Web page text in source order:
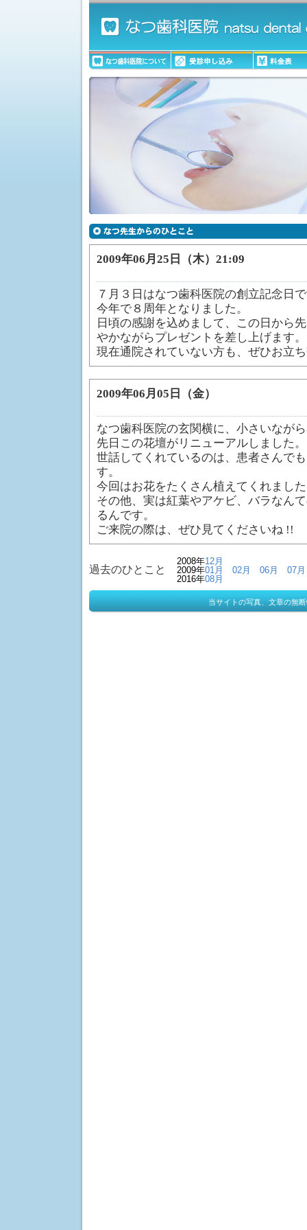
2009年06月25日（木）21:09
７月３日はなつ歯科医院の創立記念日
今年で８周年となりました。
日頃の感謝を込めまして、この日から
やかながらプレゼントを差し上げます。
現在通院されていない方も、ぜひお立
2009年06月05日（金）
なつ歯科医院の玄関横に、小さいなが
先日この花壇がリニューアルしました。
世話してくれているのは、患者さんで
す。
今回はお花をたくさん植えてくれまし
その他、実は紅葉やアケビ、バラなん
るんです。
ご来院の際は、ぜひ見てくださいね !!
過去のひとこと
2008年12月
2009年01月 02月 06月
07月
2016年08月
当サイトの写真、文章の無